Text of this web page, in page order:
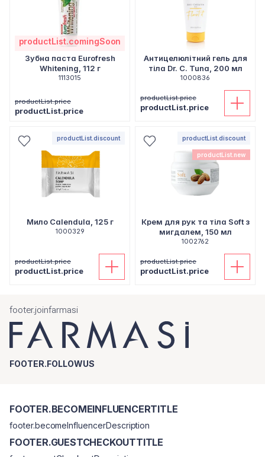
productList.comingSoon
Зубна паста Eurofresh
Whitening, 112 г
1113015
productList.price
productList.price
Антицелюлітний гель для
тіла Dr. C. Tuna, 200 мл
1000836
productList.price
productList.price
productList.discount
Мило Calendula, 125 г
1000329
productList.price
productList.price
productList.discount
productList.new
Крем для рук та тіла Soft з
мигдалем, 150 мл
1002762
productList.price
productList.price
footer.joinfarmasi
FOOTER.FOLLOWUS
FOOTER.BECOMEINFLUENCERTITLE
footer.becomeInfluencerDescription
FOOTER.GUESTCHECKOUTTITLE